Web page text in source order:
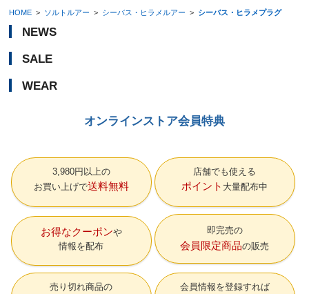
HOME > ソルトルアー > シーバス・ヒラメルアー > シーバス・ヒラメプラグ
NEWS
SALE
WEAR
オンラインストア会員特典
3,980円以上の
お買い上げで送料無料
店舗でも使える
ポイント 大量配布中
お得なクーポン
情報を配布
即完売の
会員限定商品の販売
売り切れ商品の 会員情報を登録すれば